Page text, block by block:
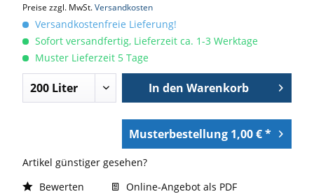
Preise zzgl. MwSt.Versandkosten
Versandkostenfreie Lieferung!
Sofort versandfertig, Lieferzeit ca. 1-3 Werktage
Muster Lieferzeit 5 Tage
In den Warenkorb
Musterbestellung 1,00 € *
Artikel günstiger gesehen?
Bewerten
Online-Angebot als PDF